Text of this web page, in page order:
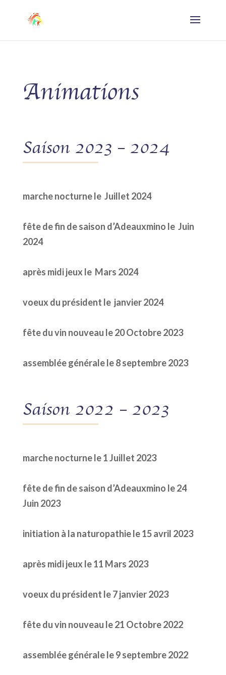
Animations
Saison 2023 – 2024
marche nocturne le Juillet 2024
fête de fin de saison d’Adeauxmino le Juin
2024
après midi jeux le Mars 2024
voeux du président le janvier 2024
fête du vin nouveau le 20 Octobre 2023
assemblée générale le 8 septembre 2023
Saison 2022 – 2023
marche nocturne le 1 Juillet 2023
fête de fin de saison d’Adeauxmino le 24
Juin 2023
initiation à la naturopathie le 15 avril 2023
après midi jeux le 11 Mars 2023
voeux du président le 7 janvier 2023
fête du vin nouveau le 21 Octobre 2022
assemblée générale le 9 septembre 2022